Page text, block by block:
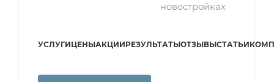
новостройках
УСЛУГИЦЕНЫАКЦИИРЕЗУЛЬТАТЫОТЗЫВЫСТАТЬИ